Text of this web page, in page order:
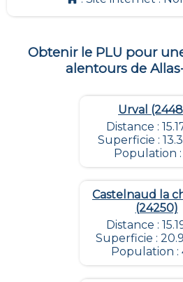
Obtenir le PLU pour
alentours de
Urval
Distance :
Superficie :
Population :
Castelnaud la
(24250)
Distance :
Superficie :
Population :